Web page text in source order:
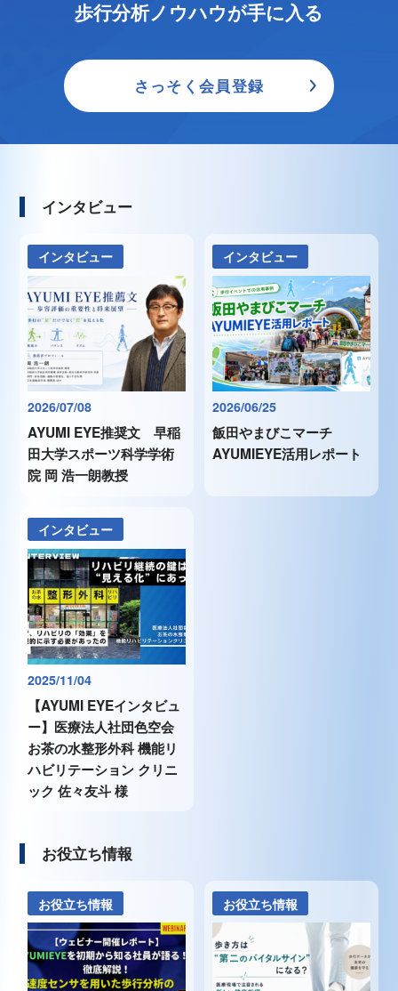
歩行分析ノウハウが手に入る
さっそく会員登録
インタビュー
インタビュー
2026/07/08
AYUMI EYE推奨文 早稲
田大学スポーツ科学学術
院 岡 浩一朗教授
インタビュー
2026/06/25
飯田やまびこマーチ
AYUMIEYE活用レポート
インタビュー
2025/11/04
【AYUMI EYEインタビュ
ー】医療法人社団色空会
お茶の水整形外科 機能リ
ハビリテーション クリニ
ック 佐々友斗 様
お役立ち情報
お役立ち情報 お役立ち情報